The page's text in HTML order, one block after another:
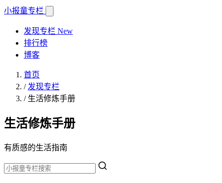
小报童专栏
发现专栏 New
排行榜
博客
首页
/ 发现专栏
/ 生活修炼手册
生活修炼手册
有质感的生活指南